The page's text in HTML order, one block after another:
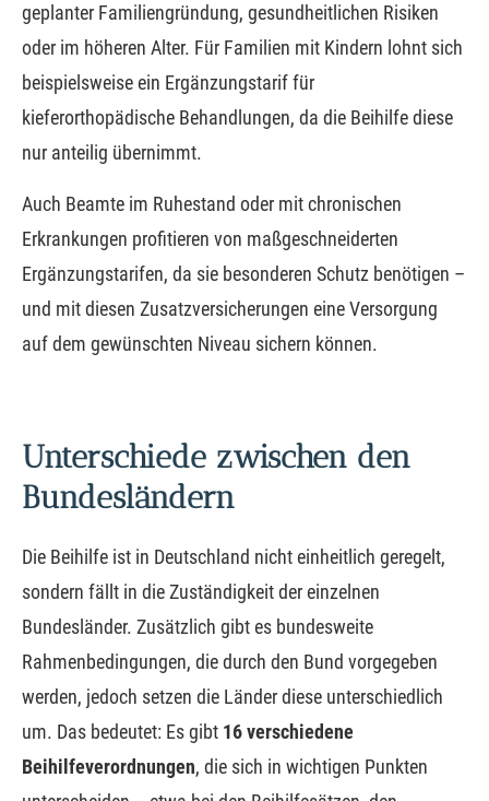
geplanter Familiengründung, gesundheitlichen Risiken
oder im höheren Alter. Für Familien mit Kindern lohnt sich
beispielsweise ein Ergänzungstarif für
kieferorthopädische Behandlungen, da die Beihilfe diese
nur anteilig übernimmt.
Auch Beamte im Ruhestand oder mit chronischen
Erkrankungen profitieren von maßgeschneiderten
Ergänzungstarifen, da sie besonderen Schutz benötigen –
und mit diesen Zusatzversicherungen eine Versorgung
auf dem gewünschten Niveau sichern können.
Unterschiede zwischen den
Bundesländern
Die Beihilfe ist in Deutschland nicht einheitlich geregelt,
sondern fällt in die Zuständigkeit der einzelnen
Bundesländer. Zusätzlich gibt es bundesweite
Rahmenbedingungen, die durch den Bund vorgegeben
werden, jedoch setzen die Länder diese unterschiedlich
um. Das bedeutet: Es gibt 16 verschiedene
Beihilfeverordnungen, die sich in wichtigen Punkten